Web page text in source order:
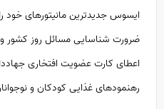
ایسوس جدیدترین مانیتور‌های خود
ضرورت شناسایی مسائل روز کشور و
اعطای کارت عضویت افتخاری
رهنمود‌های غذایی کودکان و